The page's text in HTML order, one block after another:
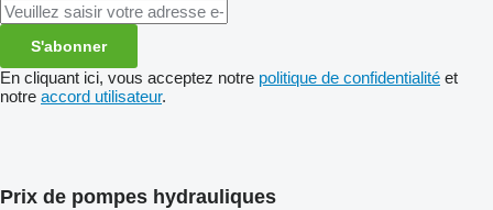
S'abonner
En cliquant ici, vous acceptez notre politique de confidentialité et
notre accord utilisateur.
Prix de pompes hydrauliques